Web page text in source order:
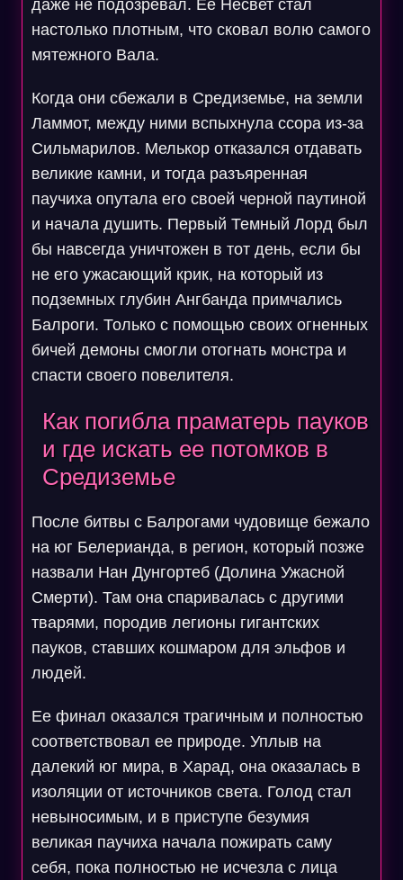
даже не подозревал. Ее Несвет стал
настолько плотным, что сковал волю самого
мятежного Вала.
Когда они сбежали в Средиземье, на земли
Ламмот, между ними вспыхнула ссора из-за
Сильмарилов. Мелькор отказался отдавать
великие камни, и тогда разъяренная
паучиха опутала его своей черной паутиной
и начала душить. Первый Темный Лорд был
бы навсегда уничтожен в тот день, если бы
не его ужасающий крик, на который из
подземных глубин Ангбанда примчались
Балроги. Только с помощью своих огненных
бичей демоны смогли отогнать монстра и
спасти своего повелителя.
Как погибла праматерь пауков
и где искать ее потомков в
Средиземье
После битвы с Балрогами чудовище бежало
на юг Белерианда, в регион, который позже
назвали Нан Дунгортеб (Долина Ужасной
Смерти). Там она спаривалась с другими
тварями, породив легионы гигантских
пауков, ставших кошмаром для эльфов и
людей.
Ее финал оказался трагичным и полностью
соответствовал ее природе. Уплыв на
далекий юг мира, в Харад, она оказалась в
изоляции от источников света. Голод стал
невыносимым, и в приступе безумия
великая паучиха начала пожирать саму
себя, пока полностью не исчезла с лица